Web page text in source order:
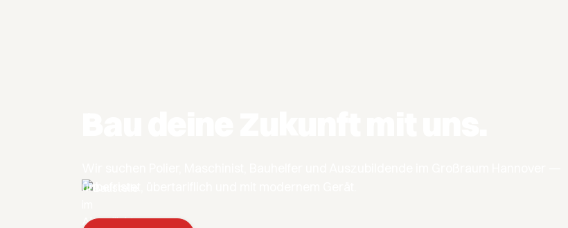
unbefristet, übertariflich und mit modernem Gerät.